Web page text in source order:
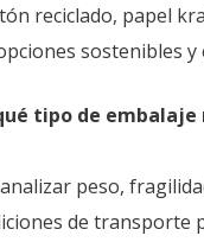
reciclado, papel
sostenibles y
tipo de embalaje
peso,
de transporte